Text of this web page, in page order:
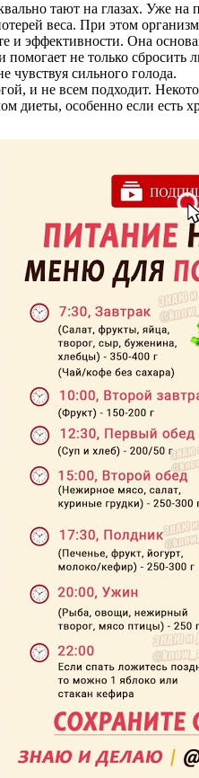
тают на глазах. Уже на
веса. При этом
эффективности. Она
не только
чувствуя сильного голода.
и не всем подходит.
диеты, особенно если